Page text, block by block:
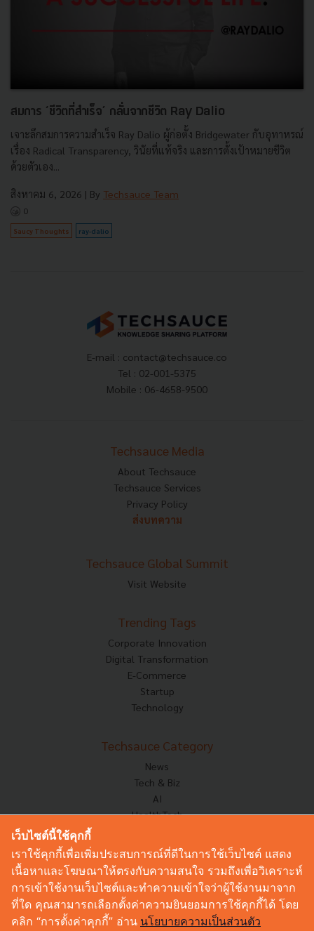
สมการ ‘ชีวิตที่สำเร็จ’ กลั่นจากชีวิต Ray Dalio
เจาะลึกสมการความสำเร็จ Ray Dalio ผู้ก่อตั้ง Bridgewater กับอุทาหรณ์
เรื่อง Radical Transparency, วินัยที่แท้จริง และการตั้งเป้าหมายชีวิต
ด้วยตัวเอง...
สิงหาคม 6, 2026 | By Techsauce Team
0
Saucy Thoughts ray-dalio
E-mail : contact@techsauce.co
Tel : 02-001-5375
Mobile : 06-4658-9500
Techsauce Media
About Techsauce
Techsauce Services
Privacy Policy
ส่งบทความ
Techsauce Global Summit
Visit Website
Trending Tags
Corporate Innovation
Digital Transformation
E-Commerce
Startup
Technology
Techsauce Category
News
Tech & Biz
AI
HealthTech
Corp Innov
Saucy Thoughts
Based On
Sustainable
Videos
Podcast
เว็บไซต์นี้ใช้คุกกี้
เราใช้คุกกี้เพื่อเพิ่มประสบการณ์ที่ดีในการใช้เว็บไซต์ แสดง
เนื้อหาและโฆษณาให้ตรงกับความสนใจ รวมถึงเพื่อวิเคราะห์
การเข้าใช้งานเว็บไซต์และทำความเข้าใจว่าผู้ใช้งานมาจาก
ที่ใด คุณสามารถเลือกตั้งค่าความยินยอมการใช้คุกกี้ได้ โดย
คลิก “การตั้งค่าคุกกี้” อ่าน นโยบายความเป็นส่วนตัว